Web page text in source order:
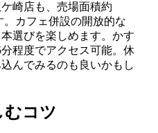
崎店も、売場面積約
。カフェ併設の開放的な
選びを楽しめます。かす
程度でアクセス可能。休
んでみるのも良いかもし
むコツ